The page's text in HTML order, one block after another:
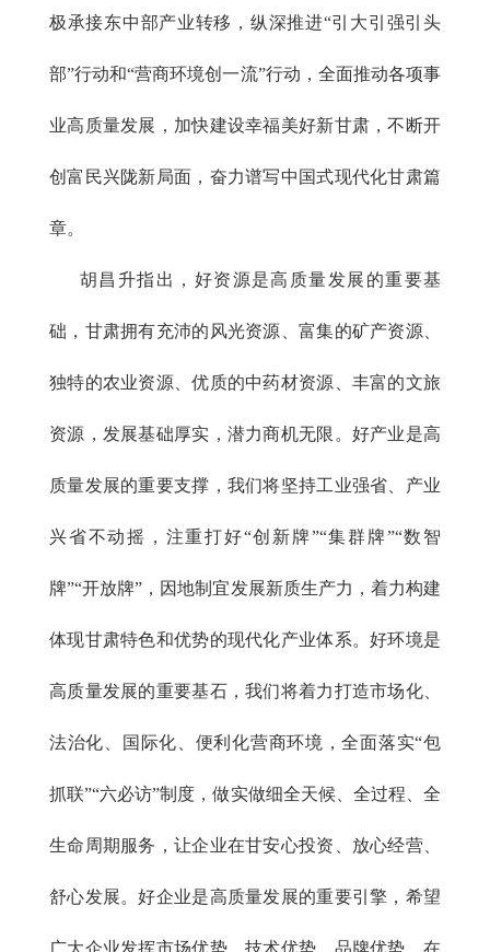
极承接东中部产业转移，纵深推进“引大引强引头
部”行动和“营商环境创一流”行动，全面推动各项事
业高质量发展，加快建设幸福美好新甘肃，不断开
创富民兴陇新局面，奋力谱写中国式现代化甘肃篇
章。
胡昌升指出，好资源是高质量发展的重要基
础，甘肃拥有充沛的风光资源、富集的矿产资源、
独特的农业资源、优质的中药材资源、丰富的文旅
资源，发展基础厚实，潜力商机无限。好产业是高
质量发展的重要支撑，我们将坚持工业强省、产业
兴省不动摇，注重打好“创新牌”“集群牌”“数智
牌”“开放牌”，因地制宜发展新质生产力，着力构建
体现甘肃特色和优势的现代化产业体系。好环境是
高质量发展的重要基石，我们将着力打造市场化、
法治化、国际化、便利化营商环境，全面落实“包
抓联”“六必访”制度，做实做细全天候、全过程、全
生命周期服务，让企业在甘安心投资、放心经营、
舒心发展。好企业是高质量发展的重要引擎，希望